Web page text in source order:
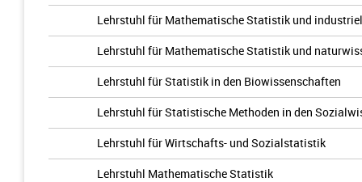
Lehrstuhl für Mathematische Statistik und
Lehrstuhl für Mathematische Statistik und
Lehrstuhl für Statistik in den Biowissenschaften
Lehrstuhl für Statistische Methoden in den
Lehrstuhl für Wirtschafts- und Sozialstatistik
Lehrstuhl Mathematische Statistik